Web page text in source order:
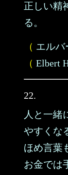
正しい精
る。
（ エルバ
（ Elbert
22.
人と一緒
やすくな
ほめ言葉
お金では